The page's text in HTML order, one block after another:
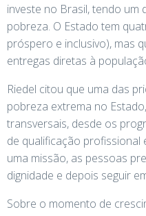
investe no Brasil, tendo um
pobreza. O Estado tem
próspero e inclusivo), mas
entregas diretas à
Riedel citou que uma das
pobreza extrema no
transversais, desde os
de qualificação profissional
uma missão, as pessoas
dignidade e depois seguir
Sobre o momento de